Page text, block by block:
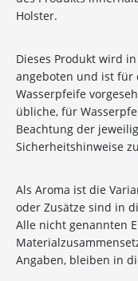
Holster.
Dieses Produkt wird
angeboten und ist für
Wasserpfeife
übliche, für
Beachtung der
Sicherheitshinweise
Als Aroma ist die
oder Zusätze sind in
Alle nicht genannten
Angaben, bleiben in